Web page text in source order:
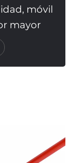
móvil
mayor